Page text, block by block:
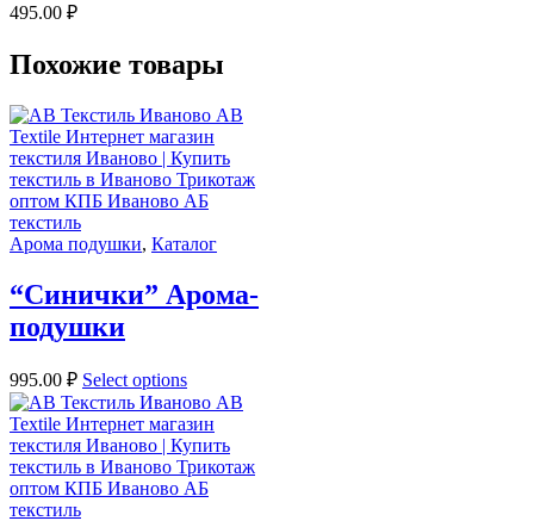
495.00 ₽
Похожие товары
Арома подушки, Каталог
“Синички” Арома-
подушки
995.00 ₽ Select options